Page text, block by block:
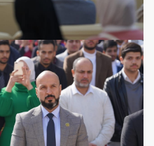
View more